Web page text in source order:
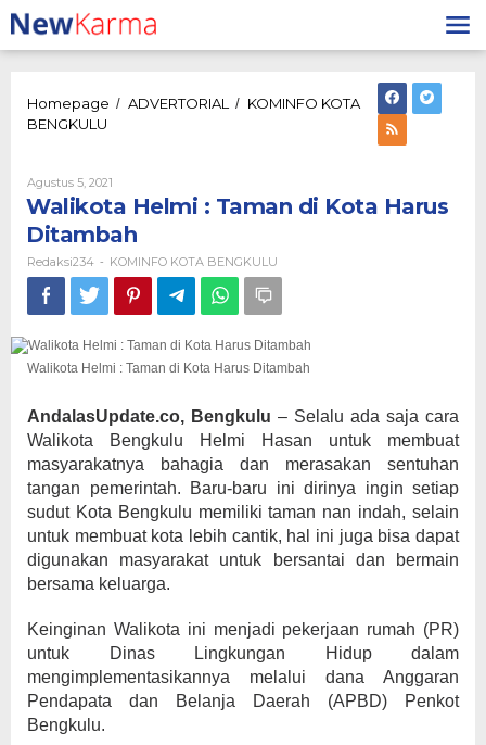
Lewati
ke
konten
Homepage / ADVERTORIAL / KOMINFO KOTA
BENGKULU
Taman
di
Harus
Ditambah
Agustus 5, 2021
Redaksi234
Walikota Helmi : Taman di Kota Harus
Ditambah
Redaksi234 - KOMINFO KOTA BENGKULU
Walikota Helmi : Taman di Kota Harus Ditambah
AndalasUpdate.co, Bengkulu – Selalu ada saja cara
Walikota Bengkulu Helmi Hasan untuk membuat
masyarakatnya bahagia dan merasakan sentuhan
tangan pemerintah. Baru-baru ini dirinya ingin setiap
sudut Kota Bengkulu memiliki taman nan indah, selain
untuk membuat kota lebih cantik, hal ini juga bisa dapat
digunakan masyarakat untuk bersantai dan bermain
bersama keluarga.
Keinginan Walikota ini menjadi pekerjaan rumah (PR)
untuk Dinas Lingkungan Hidup dalam
mengimplementasikannya melalui dana Anggaran
Pendapata dan Belanja Daerah (APBD) Penkot
Bengkulu.